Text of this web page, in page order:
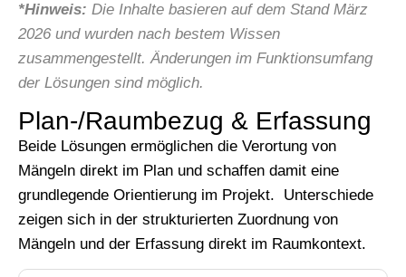
*Hinweis: Die Inhalte basieren auf dem Stand März
2026 und wurden nach bestem Wissen
zusammengestellt. Änderungen im Funktionsumfang
der Lösungen sind möglich.
Plan-/Raumbezug & Erfassung
Beide Lösungen ermöglichen die Verortung von
Mängeln direkt im Plan und schaffen damit eine
grundlegende Orientierung im Projekt. Unterschiede
zeigen sich in der strukturierten Zuordnung von
Mängeln und der Erfassung direkt im Raumkontext.